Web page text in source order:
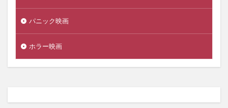
パニック映画
ホラー映画